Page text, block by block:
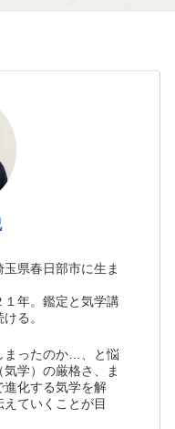
県春日部市に生ま
１年。鑑定と気学講
る。
まったのか…、と悩
学）の厳格さ、ま
進化する気学を解
ていくことが目